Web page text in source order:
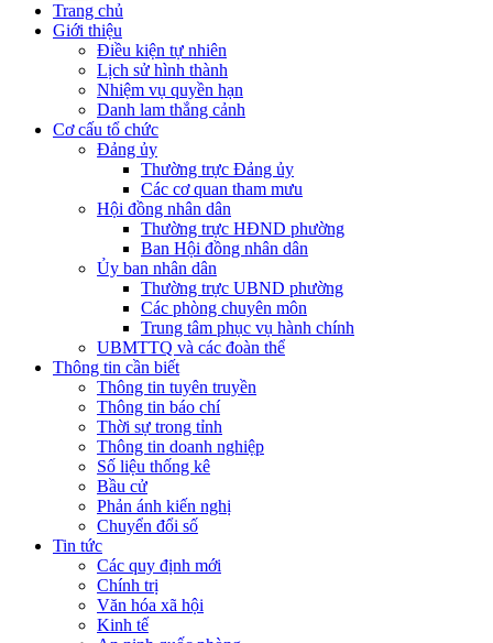
Trang chủ
Giới thiệu
Điều kiện tự nhiên
Lịch sử hình thành
Nhiệm vụ quyền hạn
Danh lam thắng cảnh
Cơ cấu tổ chức
Đảng ủy
Thường trực Đảng ủy
Các cơ quan tham mưu
Hội đồng nhân dân
Thường trực HĐND phường
Ban Hội đồng nhân dân
Ủy ban nhân dân
Thường trực UBND phường
Các phòng chuyên môn
Trung tâm phục vụ hành chính
UBMTTQ và các đoàn thể
Thông tin cần biết
Thông tin tuyên truyền
Thông tin báo chí
Thời sự trong tỉnh
Thông tin doanh nghiệp
Số liệu thống kê
Bầu cử
Phản ánh kiến nghị
Chuyển đổi số
Tin tức
Các quy định mới
Chính trị
Văn hóa xã hội
Kinh tế